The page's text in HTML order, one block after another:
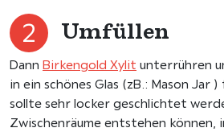
Umfüllen
Dann Birkengold Xylit unterrühren
in ein schönes Glas (zB.: Mason Jar )
sollte sehr locker geschlichtet
Zwischenräume entstehen können,